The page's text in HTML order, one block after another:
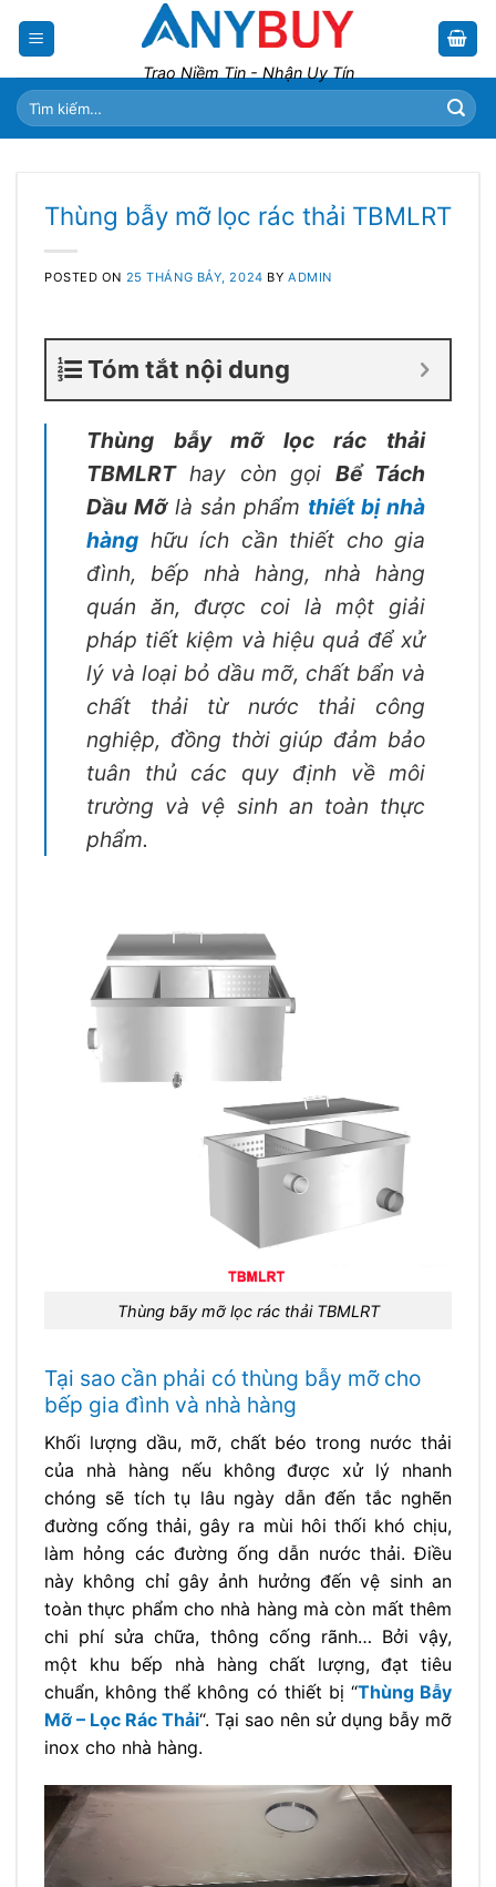
Trao Niềm Tin - Nhận Uy Tín
Tìm
kiếm:
Thùng bẫy mỡ lọc rác thải TBMLRT
POSTED ON 25 THÁNG BẢY, 2024 BY ADMIN
Tóm tắt nội dung
Thùng bẫy mỡ lọc rác thải
TBMLRThay còn gọi Bể Tách
Dầu Mỡlà sản phẩm thiết bị nhà
hàng hữu ích cần thiết cho gia
đình, bếp nhà hàng, nhà hàng
quán ăn, được coi là một giải
pháp tiết kiệm và hiệu quả để xử
lý và loại bỏ dầu mỡ, chất bẩn và
chất thải từ nước thải công
nghiệp, đồng thời giúp đảm bảo
tuân thủ các quy định về môi
trường và vệ sinh an toàn thực
phẩm.
Thùng bãy mỡ lọc rác thải TBMLRT
Tại sao cần phải có thùng bẫy mỡ cho
bếp gia đình và nhà hàng
Khối lượng dầu, mỡ, chất béo trong nước thải
của nhà hàng nếu không được xử lý nhanh
chóng sẽ tích tụ lâu ngày dẫn đến tắc nghẽn
đường cống thải, gây ra mùi hôi thối khó chịu,
làm hỏng các đường ống dẫn nước thải. Điều
này không chỉ gây ảnh hưởng đến vệ sinh an
toàn thực phẩm cho nhà hàng mà còn mất thêm
chi phí sửa chữa, thông cống rãnh… Bởi vậy,
một khu bếp nhà hàng chất lượng, đạt tiêu
chuẩn, không thể không có thiết bị “Thùng Bẫy
Mỡ – Lọc Rác Thải“. Tại sao nên sử dụng bẫy mỡ
inox cho nhà hàng.